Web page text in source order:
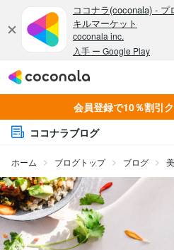
会員登録で10％割引
ココナラブログ
ホーム ブログトップ ブログ